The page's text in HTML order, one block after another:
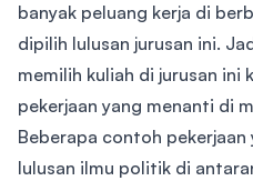
banyak peluang kerja di
dipilih lulusan jurusan ini.
memilih kuliah di jurusan ini
pekerjaan yang menanti di
Beberapa contoh
lulusan ilmu politik di